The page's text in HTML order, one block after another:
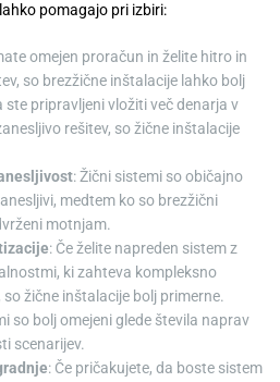
pomagajo pri izbiri:
omejen proračun in želite hitro in
so brezžične inštalacije lahko bolj
ste pripravljeni vložiti več denarja v
rešitev, so žične inštalacije
: Žični sistemi so običajno
medtem ko so brezžični
motnjam.
: Če želite napreden sistem z
ki zahteva kompleksno
žične inštalacije bolj primerne.
so bolj omejeni glede števila naprav
scenarijev.
: Če pričakujete, da boste sistem